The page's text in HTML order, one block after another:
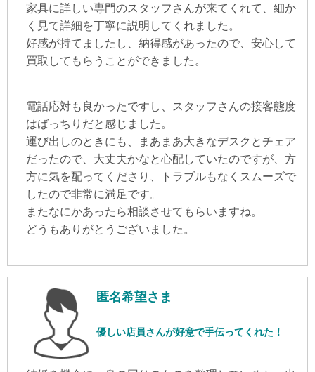
家具に詳しい専門のスタッフさんが来てくれて、細か
く見て詳細を丁寧に説明してくれました。
好感が持てましたし、納得感があったので、安心して
買取してもらうことができました。
電話応対も良かったですし、スタッフさんの接客態度
はばっちりだと感じました。
運び出しのときにも、まあまあ大きなデスクとチェア
だったので、大丈夫かなと心配していたのですが、方
方に気を配ってくださり、トラブルもなくスムーズで
したので非常に満足です。
またなにかあったら相談させてもらいますね。
どうもありがとうございました。
匿名希望さま
優しい店員さんが好意で手伝ってくれた！